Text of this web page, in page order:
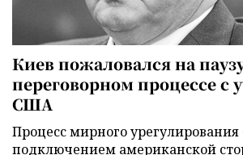
Киев пожаловался на
переговорном процессе с
США
Процесс мирного урегулирования
подключением американской